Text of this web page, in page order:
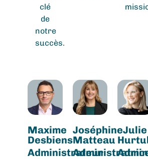
clé
de
notre
succès.
Maxime
Desbiens
Administrateur
Joséphine
Matteau
Julie